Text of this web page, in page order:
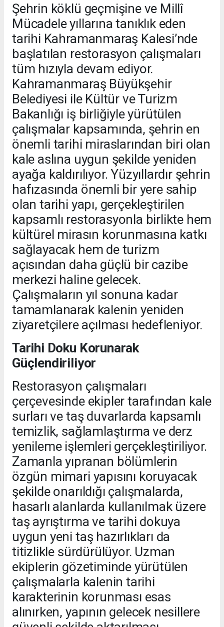
Şehrin köklü geçmişine ve Millî
Mücadele yıllarına tanıklık eden
tarihi Kahramanmaraş Kalesi’nde
başlatılan restorasyon çalışmaları
tüm hızıyla devam ediyor.
Kahramanmaraş Büyükşehir
Belediyesi ile Kültür ve Turizm
Bakanlığı iş birliğiyle yürütülen
çalışmalar kapsamında, şehrin en
önemli tarihi miraslarından biri olan
kale aslına uygun şekilde yeniden
ayağa kaldırılıyor. Yüzyıllardır şehrin
hafızasında önemli bir yere sahip
olan tarihi yapı, gerçekleştirilen
kapsamlı restorasyonla birlikte hem
kültürel mirasın korunmasına katkı
sağlayacak hem de turizm
açısından daha güçlü bir cazibe
merkezi haline gelecek.
Çalışmaların yıl sonuna kadar
tamamlanarak kalenin yeniden
ziyaretçilere açılması hedefleniyor.
Tarihi Doku Korunarak
Güçlendiriliyor
Restorasyon çalışmaları
çerçevesinde ekipler tarafından kale
surları ve taş duvarlarda kapsamlı
temizlik, sağlamlaştırma ve derz
yenileme işlemleri gerçekleştiriliyor.
Zamanla yıpranan bölümlerin
özgün mimari yapısını koruyacak
şekilde onarıldığı çalışmalarda,
hasarlı alanlarda kullanılmak üzere
taş ayrıştırma ve tarihi dokuya
uygun yeni taş hazırlıkları da
titizlikle sürdürülüyor. Uzman
ekiplerin gözetiminde yürütülen
çalışmalarla kalenin tarihi
karakterinin korunması esas
alınırken, yapının gelecek nesillere